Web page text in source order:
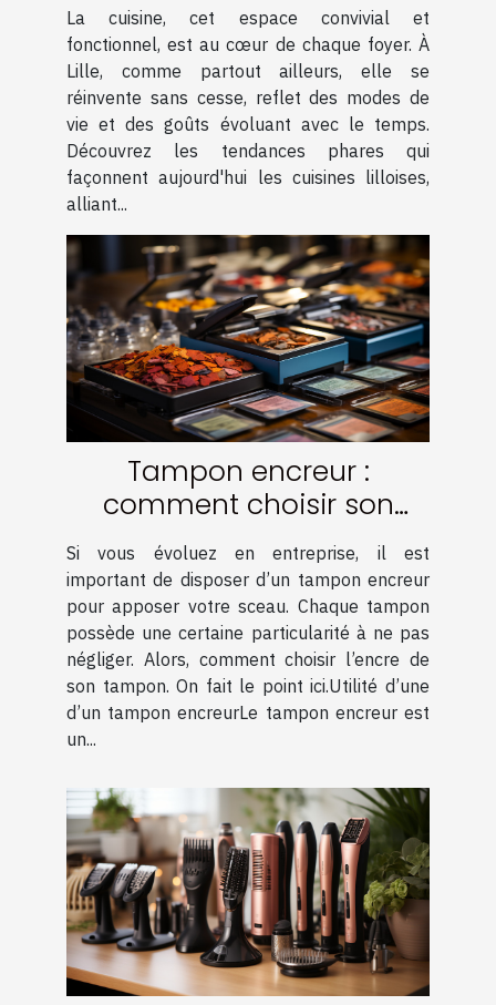
La cuisine, cet espace convivial et
fonctionnel, est au cœur de chaque foyer. À
Lille, comme partout ailleurs, elle se
réinvente sans cesse, reflet des modes de
vie et des goûts évoluant avec le temps.
Découvrez les tendances phares qui
façonnent aujourd'hui les cuisines lilloises,
alliant...
Tampon encreur :
comment choisir son
encre ?
Si vous évoluez en entreprise, il est
important de disposer d’un tampon encreur
pour apposer votre sceau. Chaque tampon
possède une certaine particularité à ne pas
négliger. Alors, comment choisir l’encre de
son tampon. On fait le point ici.Utilité d’une
d’un tampon encreurLe tampon encreur est
un...